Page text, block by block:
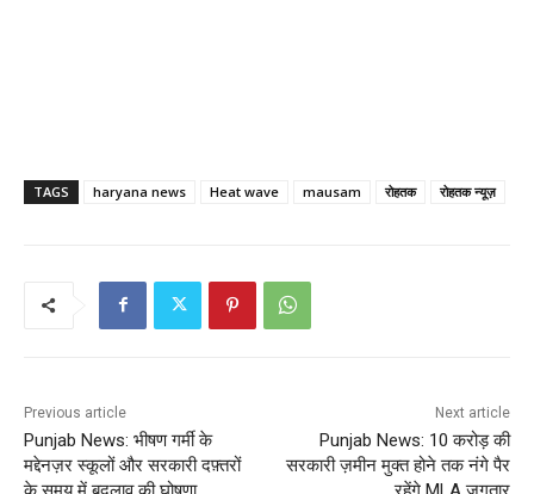
TAGS haryana news Heat wave mausam रोहतक रोहतक न्यूज़
Previous article
Punjab News: भीषण गर्मी के
मद्देनज़र स्कूलों और सरकारी दफ़्तरों
Next article
Punjab News: 10 करोड़ की
सरकारी ज़मीन मुक्त होने तक नंगे पैर